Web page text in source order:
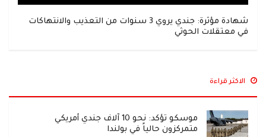
شهادة مؤثرة: جندي يروي 3 سنوات من التعذيب والانتهاكات
في معتقلات الحوثي
الاكثر قراءة
موسكو تؤكد: نحو 10 آلاف جندي أمريكي
متمركزون حالياً في بولندا